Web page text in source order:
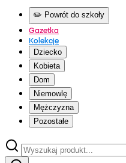
✏️ Powrót do szkoły
Gazetka
Kolekcje
Dziecko
Kobieta
Dom
Niemowlę
Mężczyzna
Pozostałe